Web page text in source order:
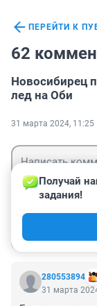
ПЕРЕЙТИ К
62
Новосибирец
лед на Оби
31 марта 2024, 11:25
280553894
Получай
задания!
31 марта